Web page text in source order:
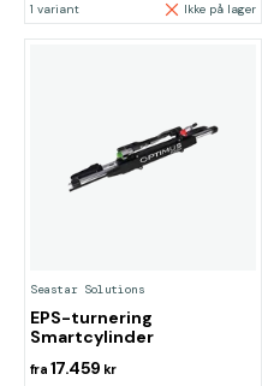
1 variant Ikke på lager
Seastar Solutions
EPS-turnering
Smartcylinder
fra 17.459 kr